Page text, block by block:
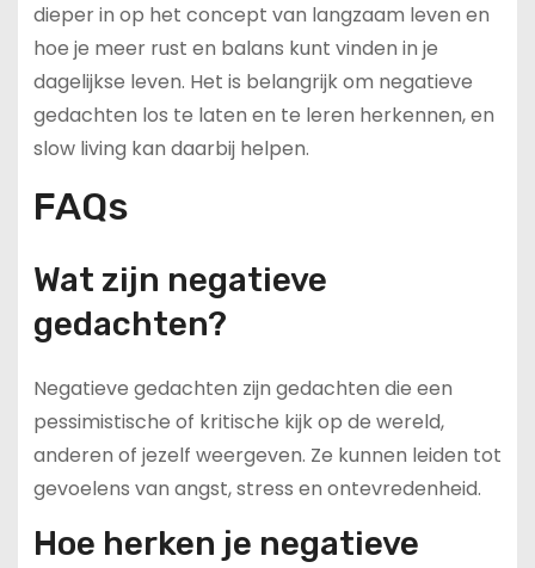
dieper in op het concept van langzaam leven en
hoe je meer rust en balans kunt vinden in je
dagelijkse leven. Het is belangrijk om negatieve
gedachten los te laten en te leren herkennen, en
slow living kan daarbij helpen.
FAQs
Wat zijn negatieve
gedachten?
Negatieve gedachten zijn gedachten die een
pessimistische of kritische kijk op de wereld,
anderen of jezelf weergeven. Ze kunnen leiden tot
gevoelens van angst, stress en ontevredenheid.
Hoe herken je negatieve